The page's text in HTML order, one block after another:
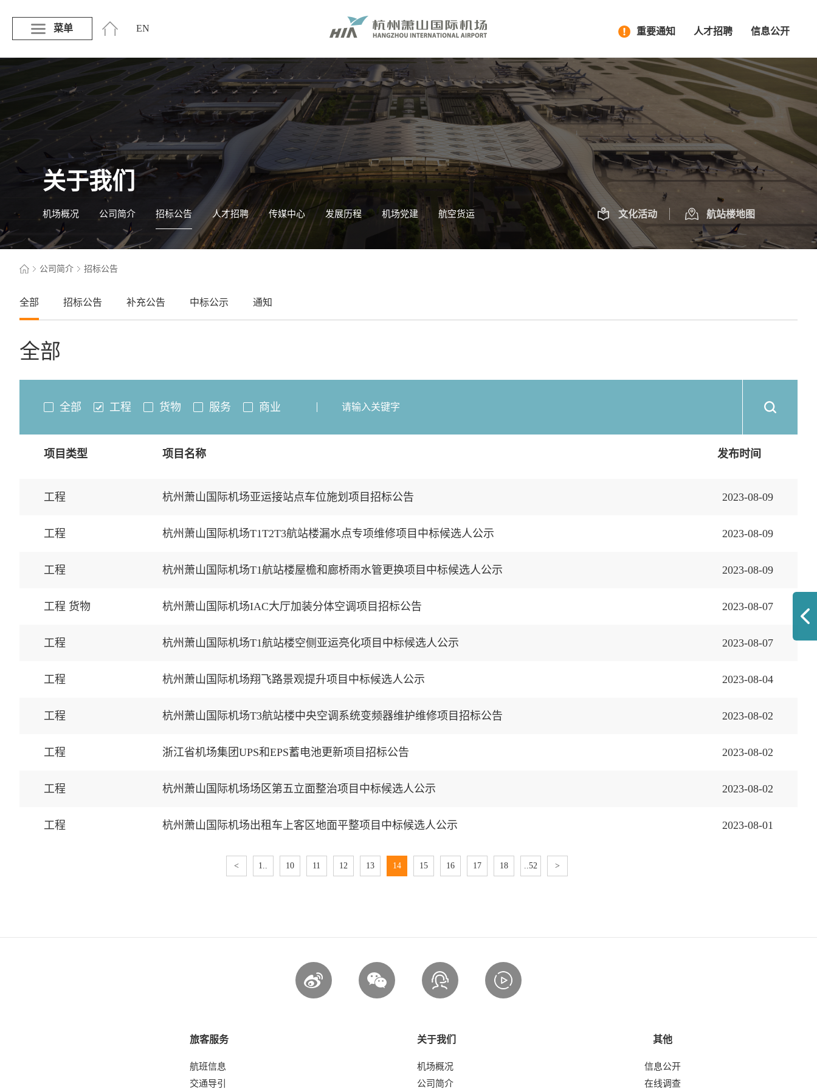
菜单 EN 信息公开
人才招聘
重要通知
关于我们
机场概况 公司简介 招标公告 人才招聘 传媒中心 发展历程 机场党建 航空货运 文化活动 航站楼地图
公司简介 招标公告
全部 招标公告 补充公告 中标公示 通知
全部
全部 工程 货物 服务 商业
项目类型 项目名称 发布时间
工程 杭州萧山国际机场亚运接站点车位施划项目招标公告 2023-08-09
工程 杭州萧山国际机场T1T2T3航站楼漏水点专项维修项目中标候选人公示 2023-08-09
工程 杭州萧山国际机场T1航站楼屋檐和廊桥雨水管更换项目中标候选人公示 2023-08-09
工程 货物 杭州萧山国际机场IAC大厅加装分体空调项目招标公告 2023-08-07
工程 杭州萧山国际机场T1航站楼空侧亚运亮化项目中标候选人公示 2023-08-07
工程 杭州萧山国际机场翔飞路景观提升项目中标候选人公示 2023-08-04
工程 杭州萧山国际机场T3航站楼中央空调系统变频器维护维修项目招标公告 2023-08-02
工程 浙江省机场集团UPS和EPS蓄电池更新项目招标公告 2023-08-02
工程 杭州萧山国际机场场区第五立面整治项目中标候选人公示 2023-08-02
工程 杭州萧山国际机场出租车上客区地面平整项目中标候选人公示 2023-08-01
< 1.. 10 11 12 13 14 15 16 17 18 ..52 >
旅客服务
航班信息
交通导引
关于我们
机场概况
公司简介
其他
信息公开
在线调查